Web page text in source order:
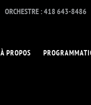
ORCHESTRE : 418 643-8486
À PROPOS